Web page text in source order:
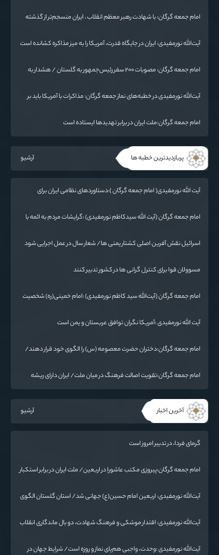
امام جمعه گرگان: با شهادت رهبر معظم انقلاب ، ایران منسجم‌تر از گذشته
آیت‌الله نورمفیدی: ایران در جایگاه قدرت، آمریکا را به میز مذاکره کشانده است
امام جمعه گرگان: مصوبات ۲۰۰ سفر رئیس‌جمهور به گلستان / هشدار به
آیت‌الله نورمفیدی در خطبه‌های نماز جمعه گرگان: مذاکرات با آمریکا باید بر
امام جمعه گرگان:ملت ایران در برابر تهدیدها ایستاده است
پربازدیدترین خطبه ها آرشیو
آیت الله نورمفیدی( امام جمعه گرگان ):دستاوردهای نظامی ایران برای
امام جمعه گرگان (آیت الله سیدکاظم نورمفیدی) :گرایشات مردم به ائمه با
اسرائیل نقش آفرین اصلی کشتار یمنی ها/ شعار سال در عمل اجرایی شود
مسوولان قوا برای کنترل گرانی ها در کشور تدبیر کنند
امام جمعه گرگان (آیت‌الله سید کاظم نورمفیدی) :امام خمینی(ره) شخصیت
آیت الله نورمفیدی :آمریکا نگران توافق عربستان و یمن است
امام جمعه گرگان:دختران حضرت معصومه (س) را الگوی خود قرار دهند/
امام جمعه گرگان:تقویت اصالت فرهنگ در میان ملت/ ایران دارای ریشه
آخرین اخبار آرشیو
گرمای فردا، در تدبیر امروز است
امام جمعه گرگان:پیروزی مکتب عاشورا در اربعین/ ملت ایران در برابر استکبار
آیت‌الله نورمفیدی: اربعین امام حسین(ع) جهانی شد/ استان گلستان الگوی
آیت‌الله نورمفیدی: اقتدار موشکی و فرهنگ شهادت، دو بال ماندگاری انقلاب
آیت‌الله نورمفیدی :وحدت، واجبی هم‌پای نماز و روزه است/ شرایط جهان در